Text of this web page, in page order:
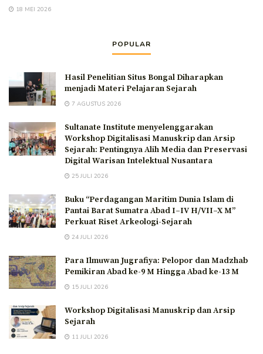
18 MEI 2026
POPULAR
Hasil Penelitian Situs Bongal Diharapkan
menjadi Materi Pelajaran Sejarah
7 AGUSTUS 2026
Sultanate Institute menyelenggarakan
Workshop Digitalisasi Manuskrip dan Arsip
Sejarah: Pentingnya Alih Media dan Preservasi
Digital Warisan Intelektual Nusantara
25 JULI 2026
Buku “Perdagangan Maritim Dunia Islam di
Pantai Barat Sumatra Abad I–IV H/VII–X M”
Perkuat Riset Arkeologi-Sejarah
24 JULI 2026
Para Ilmuwan Jugrafiya: Pelopor dan Madzhab
Pemikiran Abad ke-9 M Hingga Abad ke-13 M
15 JULI 2026
Workshop Digitalisasi Manuskrip dan Arsip
Sejarah
11 JULI 2026